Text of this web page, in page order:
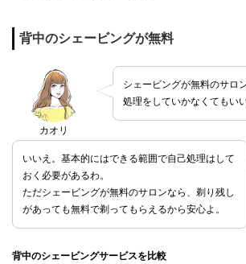
背中のシェービングが無料
カオリ
シェービングが無料のサロ
処理をしていかなくてもい
いいえ。基本的にはできる範囲で自己処理はして
おく必要があるわ。
ただシェービングが無料のサロンなら、剃り残し
があっても無料で剃ってもらえるから安心よ。
背中のシェービングサービスを比較